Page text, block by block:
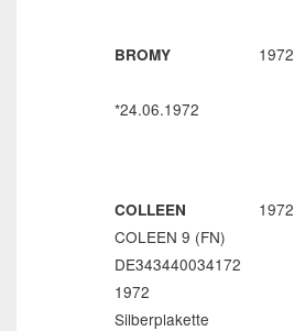
BROMY
*24.06.1972
1972
COLLEEN
COLEEN 9 (FN)
DE343440034172
1972
Silberplakette
1972